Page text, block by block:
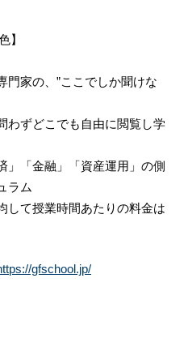
】
門家の、”ここでしか聞けな
わずどこでも自由に閲覧し学
」「金融」「資産運用」の側
ラム
して授業時間あたりの料金は
gfschool.jp/